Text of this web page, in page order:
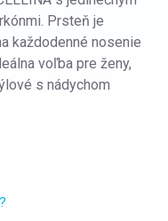
Prsteň je
každodenné nosenie
voľba pre ženy,
s nádychom